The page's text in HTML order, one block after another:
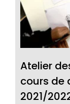
Atelier
cours de
2021/